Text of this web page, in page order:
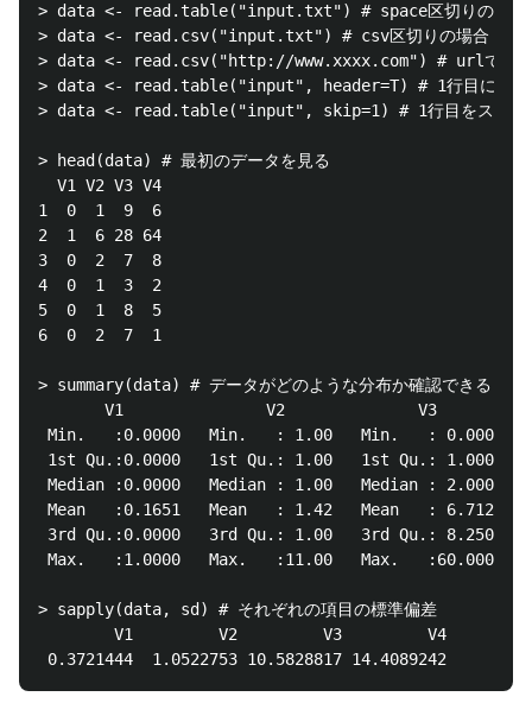
> data <- read.table("input.txt") # space区切りの場合
> data <- read.csv("input.txt") # csv区切りの場合
> data <- read.csv("http://www.xxxx.com") # urlでも
> data <- read.table("input", header=T) # 1行目に列名が
> data <- read.table("input", skip=1) # 1行目をスキップ
> head(data) # 最初のデータを見る
  V1 V2 V3 V4
1  0  1  9  6
2  1  6 28 64
3  0  2  7  8
4  0  1  3  2
5  0  1  8  5
6  0  2  7  1
> summary(data) # データがどのような分布か確認できる
V1               V2              V3
Min.   :0.0000   Min.   : 1.00   Min.   : 0.000
1st Qu.:0.0000   1st Qu.: 1.00   1st Qu.: 1.000
Median :0.0000   Median : 1.00   Median : 2.000
Mean   :0.1651   Mean   : 1.42   Mean   : 6.712
3rd Qu.:0.0000   3rd Qu.: 1.00   3rd Qu.: 8.250
Max.   :1.0000   Max.   :11.00   Max.   :60.000
> sapply(data, sd) # それぞれの項目の標準偏差
        V1         V2         V3         V4